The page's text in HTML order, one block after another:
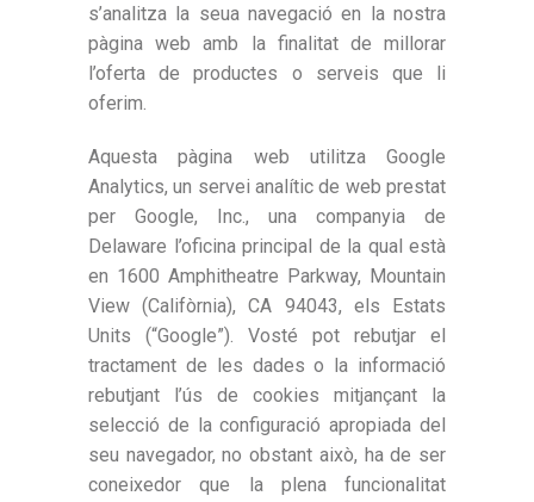
s’analitza la seua navegació en la nostra
pàgina web amb la finalitat de millorar
l’oferta de productes o serveis que li
oferim.
Aquesta pàgina web utilitza Google
Analytics, un servei analític de web prestat
per Google, Inc., una companyia de
Delaware l’oficina principal de la qual està
en 1600 Amphitheatre Parkway, Mountain
View (Califòrnia), CA 94043, els Estats
Units (“Google”). Vosté pot rebutjar el
tractament de les dades o la informació
rebutjant l’ús de cookies mitjançant la
selecció de la configuració apropiada del
seu navegador, no obstant això, ha de ser
coneixedor que la plena funcionalitat